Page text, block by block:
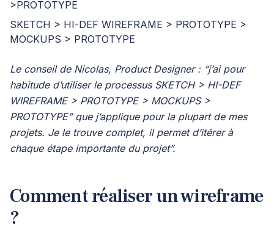
>PROTOTYPE
SKETCH > HI-DEF WIREFRAME > PROTOTYPE >
MOCKUPS > PROTOTYPE
Le conseil de Nicolas, Product Designer : “j’ai pour
habitude d’utiliser le processus SKETCH > HI-DEF
WIREFRAME > PROTOTYPE > MOCKUPS >
PROTOTYPE” que j’applique pour la plupart de mes
projets. Je le trouve complet, il permet d’itérer à
chaque étape importante du projet”.
Comment réaliser un wireframe
?